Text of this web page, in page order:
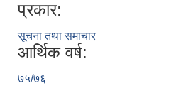
प्रकार:
सूचना तथा समाचार
आर्थिक वर्ष:
७५/७६